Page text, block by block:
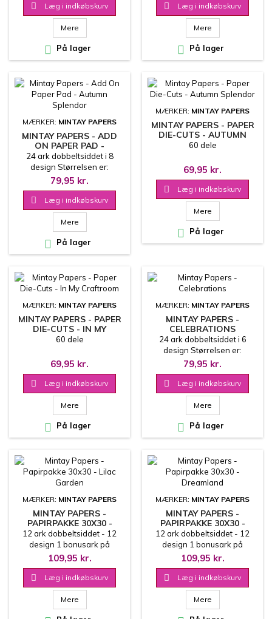
 Læg i indkøbskurv
Mere
 På lager
 Læg i indkøbskurv
Mere
 På lager
MÆRKER: MINTAY PAPERS
MINTAY PAPERS - ADD
ON PAPER PAD -
AUTUMN SPLENDOR
24 ark dobbeltsiddet i 8
design Størrelsen er:
15.2x20.3 cm 240 g
79,95 kr.
 Læg i indkøbskurv
Mere
 På lager
MÆRKER: MINTAY PAPERS
MINTAY PAPERS - PAPER
DIE-CUTS - AUTUMN
SPLENDOR
60 dele
69,95 kr.
 Læg i indkøbskurv
Mere
 På lager
MÆRKER: MINTAY PAPERS
MINTAY PAPERS - PAPER
DIE-CUTS - IN MY
CRAFTROOM
60 dele
69,95 kr.
 Læg i indkøbskurv
Mere
 På lager
MÆRKER: MINTAY PAPERS
MINTAY PAPERS -
CELEBRATIONS
24 ark dobbeltsiddet i 6
design Størrelsen er:
15.2x20.3 cm 240 g
79,95 kr.
 Læg i indkøbskurv
Mere
 På lager
MÆRKER: MINTAY PAPERS
MINTAY PAPERS -
PAPIRPAKKE 30X30 -
LILAC GARDEN
12 ark dobbeltsiddet - 12
design 1 bonusark på
coverets inderside 30.5x30.5
cm
109,95 kr.
 Læg i indkøbskurv
Mere
MÆRKER: MINTAY PAPERS
MINTAY PAPERS -
PAPIRPAKKE 30X30 -
DREAMLAND
12 ark dobbeltsiddet - 12
design 1 bonusark på
coverets inderside 30.5x30.5
cm
109,95 kr.
 Læg i indkøbskurv
Mere